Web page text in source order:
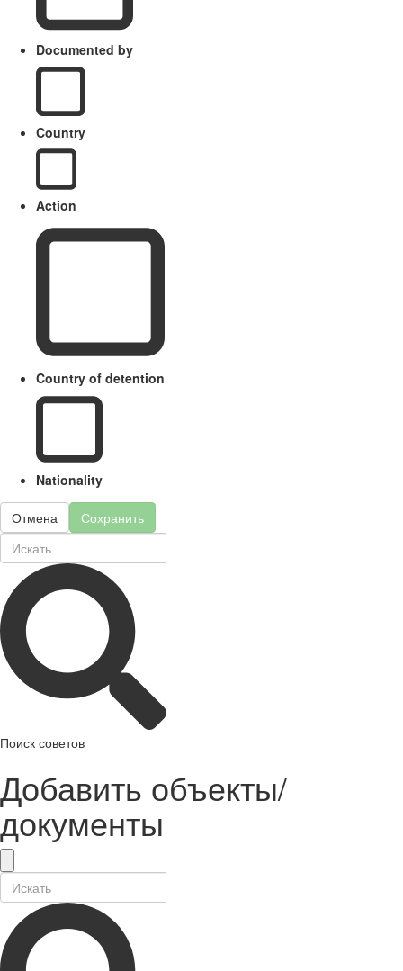
Documented by
Country
Action
Country of detention
Nationality
Отмена Сохранить
Поиск советов
Добавить объекты/
документы